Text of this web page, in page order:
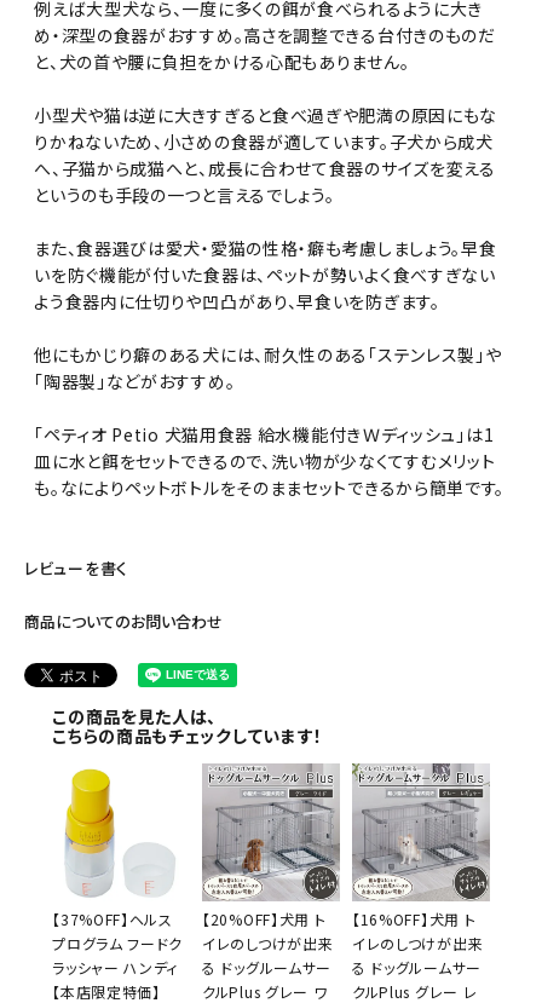
例えば大型犬なら、一度に多くの餌が食べられるように大き
め・深型の食器がおすすめ。高さを調整できる台付きのものだ
と、犬の首や腰に負担をかける心配もありません。
小型犬や猫は逆に大きすぎると食べ過ぎや肥満の原因にもな
りかねないため、小さめの食器が適しています。子犬から成犬
へ、子猫から成猫へと、成長に合わせて食器のサイズを変える
というのも手段の一つと言えるでしょう。
また、食器選びは愛犬・愛猫の性格・癖も考慮しましょう。早食
いを防ぐ機能が付いた食器は、ペットが勢いよく食べすぎない
よう食器内に仕切りや凹凸があり、早食いを防ぎます。
他にもかじり癖のある犬には、耐久性のある「ステンレス製」や
「陶器製」などがおすすめ。
「ペティオ Petio 犬猫用食器 給水機能付きＷディッシュ」は1
皿に水と餌をセットできるので、洗い物が少なくてすむメリット
も。なによりペットボトルをそのままセットできるから簡単です。
レビューを書く
商品についてのお問い合わせ
この商品を見た人は、
こちらの商品もチェックしています！
【37%OFF】ヘルス
プログラム フードク
ラッシャー ハンディ
【本店限定特価】
【20%OFF】犬用 ト
イレのしつけが出来
る ドッグルームサー
クルPlus グレー ワ
【16%OFF】犬用 ト
イレのしつけが出来
る ドッグルームサー
クルPlus グレー レ